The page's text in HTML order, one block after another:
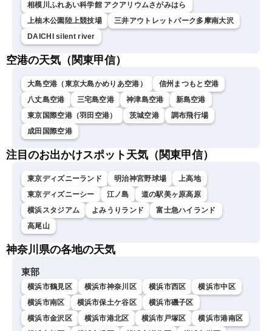
相模川ふれあい科学館 アクアリウムさがみはら
上柚木公園陸上競技場
三井アウトレットパーク多摩南大沢
DAICHI silent river
空港の天気（関東甲信）
大島空港（東京大島かめりあ空港）
信州まつもと空港
八丈島空港
三宅島空港 神津島空港
新島空港
東京国際空港（羽田空港）
茨城空港
調布飛行場
成田国際空港
注目のお出かけスポット天気（関東甲信）
東京ディズニーランド 明治神宮野球場
上高地
東京ディズニーシー
江ノ島
道の駅美ヶ原高原
横浜スタジアム
よみうりランド
富士急ハイランド
高尾山
神奈川県の各地の天気
東部
横浜市鶴見区 横浜市神奈川区 横浜市西区
横浜市中区
横浜市南区
横浜市保土ケ谷区
横浜市磯子区
横浜市金沢区
横浜市港北区 横浜市戸塚区
横浜市港南区